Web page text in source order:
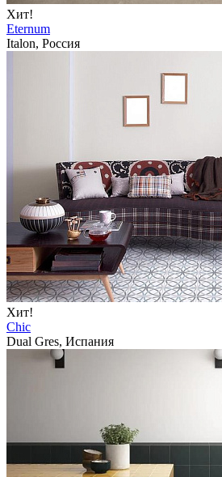
Хит!
Eternum
Italon, Россия
Хит!
Chic
Dual Gres, Испания